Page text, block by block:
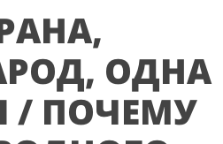
ОДНА
/ ПОЧЕМУ